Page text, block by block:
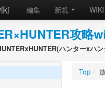
編集 新規 WIKI
攻略
ハンターxハ
Top /